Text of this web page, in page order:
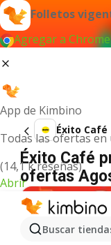
Folletos
Agregar a Chrome
App de Kimbino
Todas las ofertas
(14,1 k reseñas)
Abrir
Buscar
Éxito Café
Éxito Café
ofertas